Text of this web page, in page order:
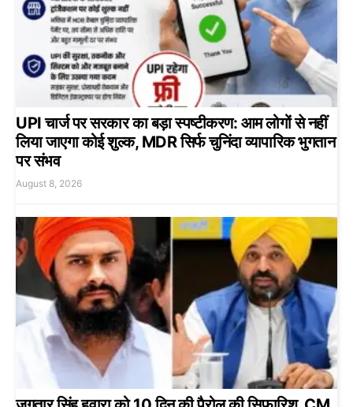
UPI चार्ज पर सरकार का बड़ा स्पष्टीकरण: आम लोगों से नहीं
लिया जाएगा कोई शुल्क, MDR सिर्फ चुनिंदा व्यापारिक भुगतान
पर संभव
August 8, 2026